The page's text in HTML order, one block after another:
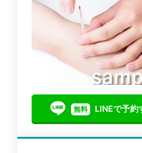
無料 LINEで予約